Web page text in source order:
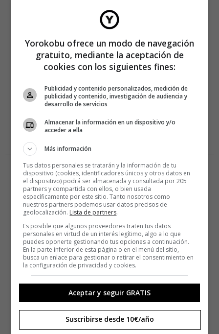
Yorokobu ofrece un modo de navegación
gratuito, mediante la aceptación de
cookies con los siguientes fines:
Publicidad y contenido personalizados, medición de
publicidad y contenido, investigación de audiencia y
desarrollo de servicios
Almacenar la información en un dispositivo y/o
acceder a ella
Más información
Tus datos personales se tratarán y la información de tu
dispositivo (cookies, identificadores únicos y otros datos en
el dispositivo) podrá ser almacenada y consultada por 205
partners y compartida con ellos, o bien usada
específicamente por este sitio. Tanto nosotros como
nuestros partners podemos usar datos precisos de
geolocalización. Lista de partners.
Es posible que algunos proveedores traten tus datos
personales en virtud de un interés legítimo, algo a lo que
puedes oponerte gestionando tus opciones a continuación.
En la parte inferior de esta página o en el menú del sitio,
busca un enlace para gestionar o retirar el consentimiento en
la configuración de privacidad y cookies.
Aceptar y seguir GRATIS
Suscribirse desde 10€/año